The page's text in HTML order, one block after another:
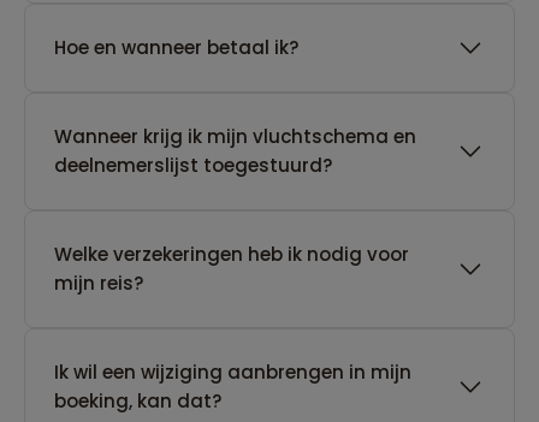
Hoe en wanneer betaal ik?
Wanneer krijg ik mijn vluchtschema en
deelnemerslijst toegestuurd?
Welke verzekeringen heb ik nodig voor
mijn reis?
Ik wil een wijziging aanbrengen in mijn
boeking, kan dat?